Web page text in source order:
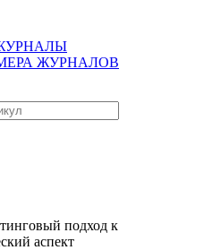
ЖУРНАЛОВ
подход к
аспект